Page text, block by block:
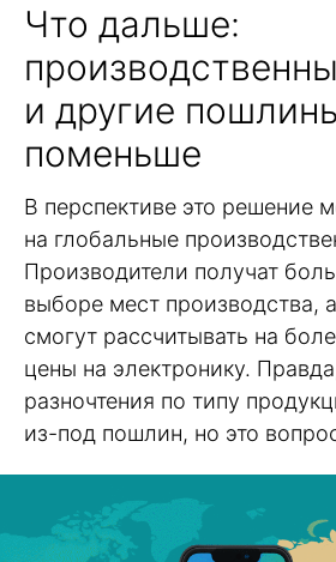
Что дальше:
и другие
поменьше
В перспективе это решение
на глобальные
Производители получат
выборе мест производства,
смогут рассчитывать на
цены на электронику.
разночтения по типу
из-под пошлин, но это